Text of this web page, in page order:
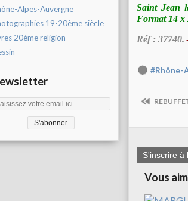
Alpes-Auvergne
19-20ème siècle
20ème religion
Saint Jean
Format 14 x
Réf : 37740.
#Rhône-
S'inscrire à
Vous